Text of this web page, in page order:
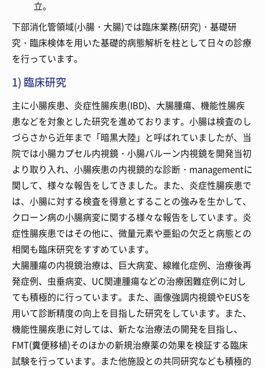
立。
下部消化管領域(小腸・大腸)では臨床業務(研究)・基礎研
究・臨床検体を用いた基礎的病態解析を柱として日々の診療
を行っています。
1) 臨床研究
主に小腸疾患、炎症性腸疾患(IBD)、大腸腫瘍、機能性腸疾
患などを対象とした研究を進めております。小腸は検査のし
づらさから近年まで「暗黒大陸」と呼ばれていましたが、当
院では小腸カプセル内視鏡・小腸バルーン内視鏡を開発当初
より取り入れ、小腸疾患の内視鏡的な診断・managementに
関して、様々な報告をしてきました。また、炎症性腸疾患で
は、小腸に対する検査を得意とすることの強みを生かして、
クローン病の小腸病変に関する様々な報告をしています。炎
症性腸疾患ではその他に、微量元素や亜鉛の欠乏と病態との
相関も臨床研究をすすめています。
大腸腫瘍の内視鏡治療は、巨大病変、線維化症例、治療後再
発症例、虫垂病変、UC関連腫瘍などの治療困難症例に対し
ても積極的に行っています。また、画像強調内視鏡やEUSを
用いて診断精度の向上を目指した研究をしています。また、
機能性腸疾患に対しては、新たな治療法の開発を目指し、
FMT(糞便移植)そのほかの新規治療薬の効果を検証する臨床
試験を行っています。また他施設との共同研究なども積極的